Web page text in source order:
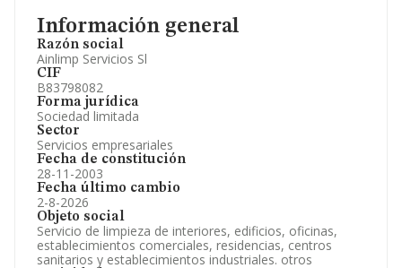
Información general
Razón social
Ainlimp Servicios Sl
CIF
B83798082
Forma jurídica
Sociedad limitada
Sector
Servicios empresariales
Fecha de constitución
28-11-2003
Fecha último cambio
2-8-2026
Objeto social
Servicio de limpieza de interiores, edificios, oficinas,
establecimientos comerciales, residencias, centros
sanitarios y establecimientos industriales. otros
Información oficial y registral complementaria.